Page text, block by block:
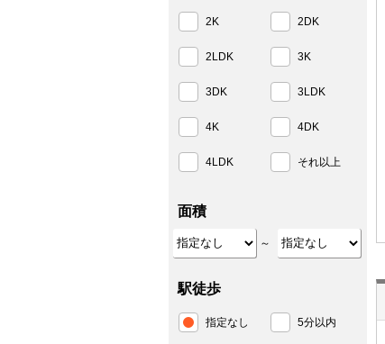
2K 2DK
2LDK 3K
3DK 3LDK
4K 4DK
4LDK それ以上
面積
～
駅徒歩
指定なし 5分以内